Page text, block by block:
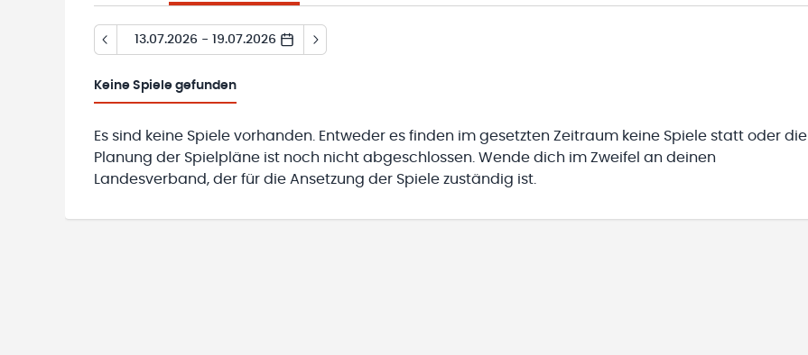
13.07.2026 - 19.07.2026
Keine Spiele gefunden
Es sind keine Spiele vorhanden. Entweder es finden im gesetzten Zeitraum keine Spiele statt oder die
Planung der Spielpläne ist noch nicht abgeschlossen. Wende dich im Zweifel an deinen
Landesverband, der für die Ansetzung der Spiele zuständig ist.